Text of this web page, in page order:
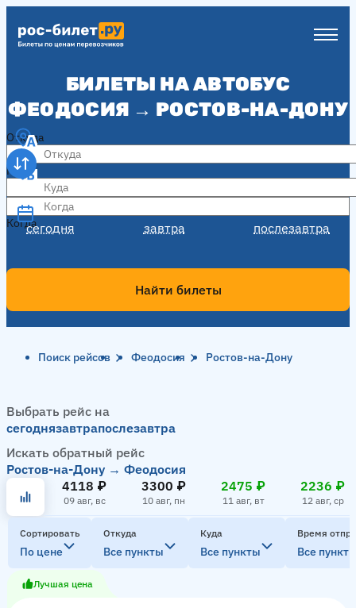
БИЛЕТЫ НА АВТОБУС
ФЕОДОСИЯ → РОСТОВ-НА-ДОНУ
Откуда
Куда
Когда
сегодня завтра послезавтра
Когда
Найти билеты
Поиск рейсов Феодосия Ростов-на-Дону
Выбрать рейс на
сегоднязавтрапослезавтра
Искать обратный рейс
Ростов-на-Дону → Феодосия
4118 ₽
09 авг, вс
3300 ₽
10 авг, пн
2475 ₽
11 авг, вт
2236 ₽
12 авг, ср
Сортировать
По цене
Откуда
Все пункты
Куда
Все пункты
Время
Все
Лучшая цена